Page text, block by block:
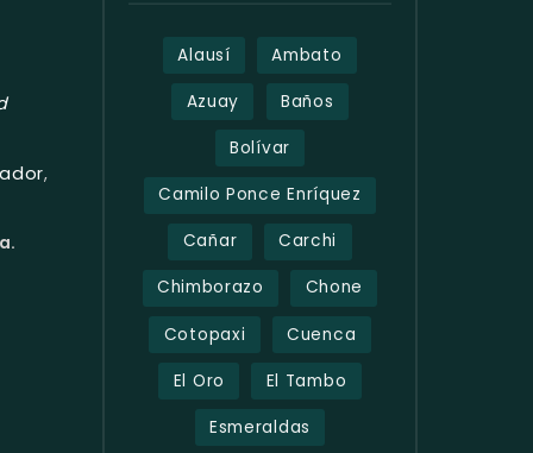
,
Alausí Ambato
Azuay Baños
Bolívar
Camilo Ponce Enríquez
Cañar Carchi
Chimborazo Chone
Cotopaxi Cuenca
El Oro El Tambo
Esmeraldas